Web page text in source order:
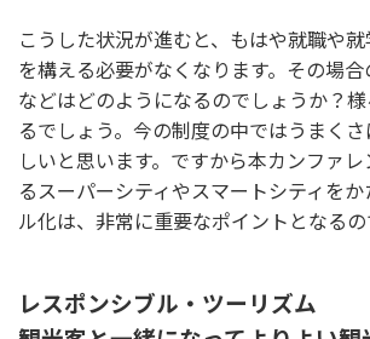
こうした状況が進むと、もはや就職や
を構える必要がなくなります。その場
などはどのようになるのでしょうか？
るでしょう。今の制度の中ではうまく
しいと思います。ですから本カンファ
るスーパーシティやスマートシティを
ル化は、非常に重要なポイントとなるの
レスポンシブル・ツーリズム